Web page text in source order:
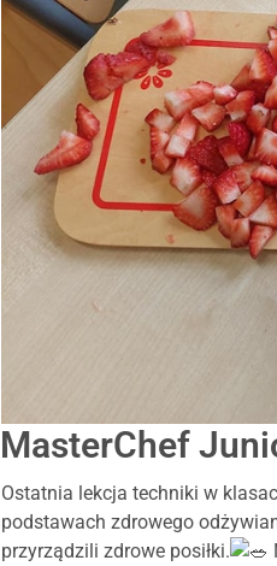
MasterChef
Ostatnia lekcja techniki w
podstawach zdrowego
przyrządzili zdrowe posiłki.